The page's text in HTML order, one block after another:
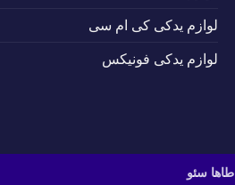
لوازم یدکی کی ام سی
لوازم یدکی فونیکس
طاها سئو